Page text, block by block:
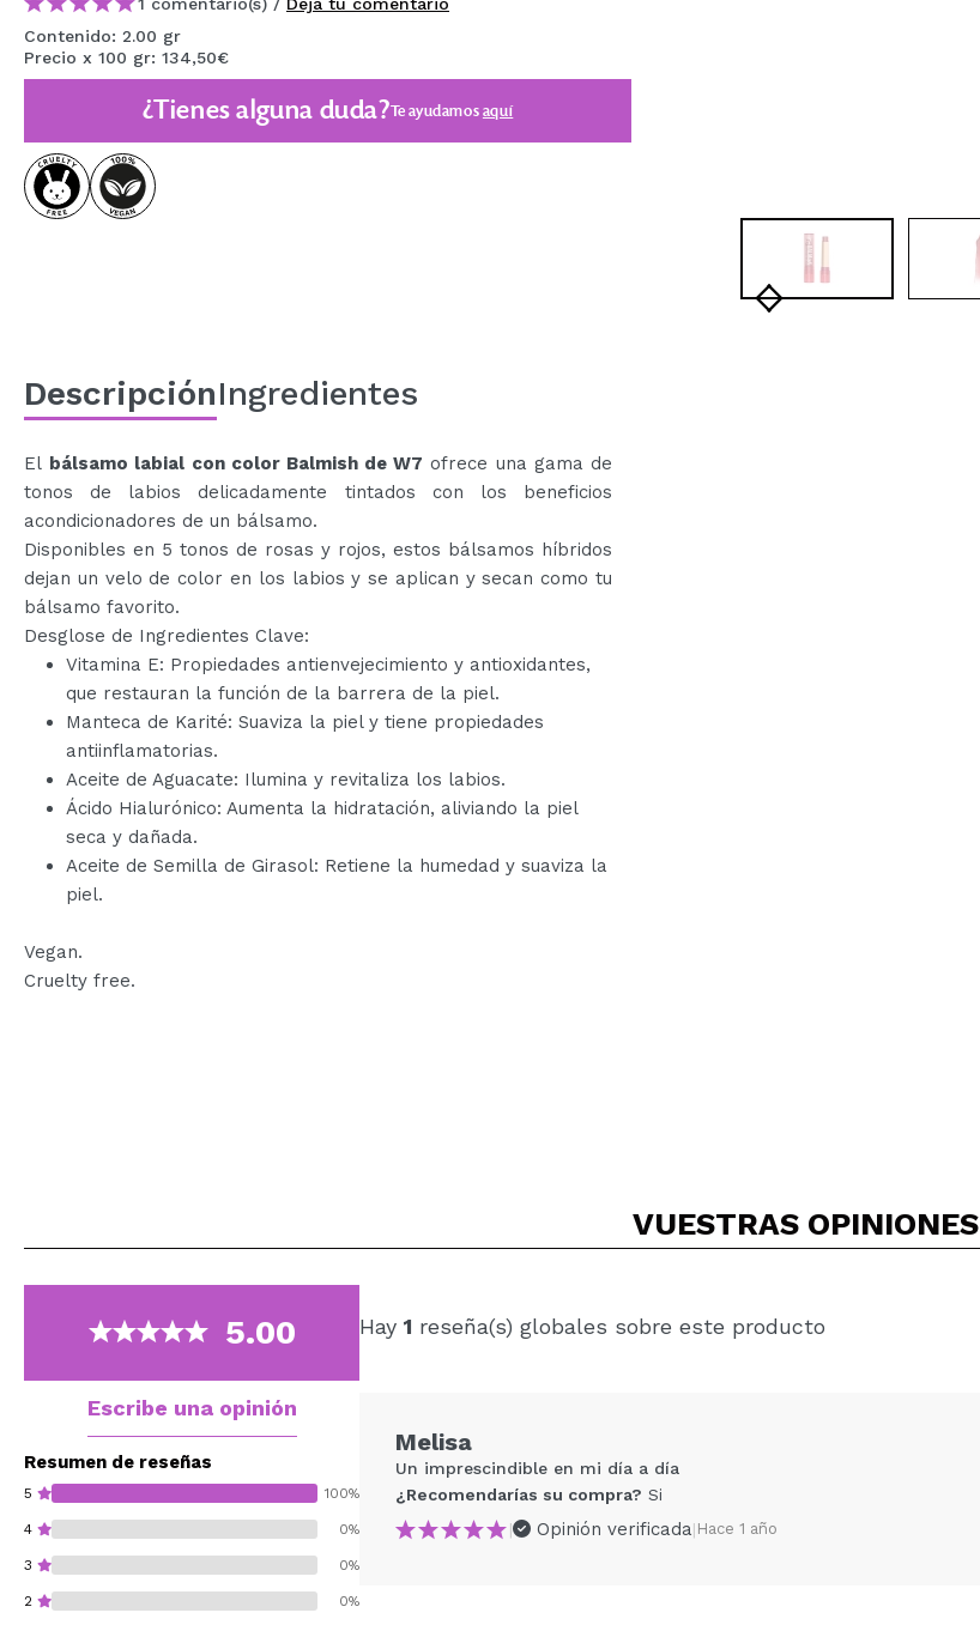
MAQUIFARMA
KOREA ZONE
TRAVEL SIZE
NATURE
PRÓXIMAMENTE
1 comentario(s) / Deja tu comentario
Contenido: 2.00 gr
Precio x 100 gr: 134,50€
¿Tienes alguna duda?Te ayudamosaquí
DescripciónIngredientes
El bálsamo labial con color Balmish de W7 ofrece una gama de
tonos de labios delicadamente tintados con los beneficios
acondicionadores de un bálsamo.
Disponibles en 5 tonos de rosas y rojos, estos bálsamos híbridos
dejan un velo de color en los labios y se aplican y secan como tu
bálsamo favorito.
Desglose de Ingredientes Clave:
Vitamina E: Propiedades antienvejecimiento y antioxidantes,
que restauran la función de la barrera de la piel.
Manteca de Karité: Suaviza la piel y tiene propiedades
antiinflamatorias.
Aceite de Aguacate: Ilumina y revitaliza los labios.
Ácido Hialurónico: Aumenta la hidratación, aliviando la piel
seca y dañada.
Aceite de Semilla de Girasol: Retiene la humedad y suaviza la
piel.
Vegan.
Cruelty free.
VUESTRAS OPINIONES
5.00
Escribe una opinión
Resumen de reseñas
5 100%
4 0%
3 0%
2 0%
Hay 1 reseña(s) globales sobre este producto
Melisa
Un imprescindible en mi día a día
¿Recomendarías su compra? Si
|
Opinión verificada| Hace 1 año